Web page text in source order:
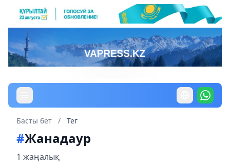
Басты бет / Тег
#Жанадаур
1 жаңалық